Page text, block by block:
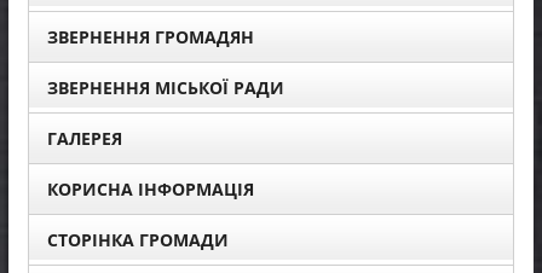
ЗВЕРНЕННЯ ГРОМАДЯН
ЗВЕРНЕННЯ МІСЬКОЇ РАДИ
ГАЛЕРЕЯ
КОРИСНА ІНФОРМАЦІЯ
СТОРІНКА ГРОМАДИ